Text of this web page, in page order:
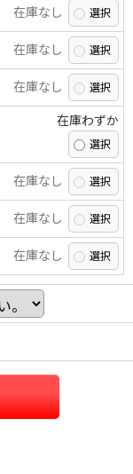
在庫なし
在庫なし
在庫なし
在庫わずか
在庫なし
在庫なし
在庫なし